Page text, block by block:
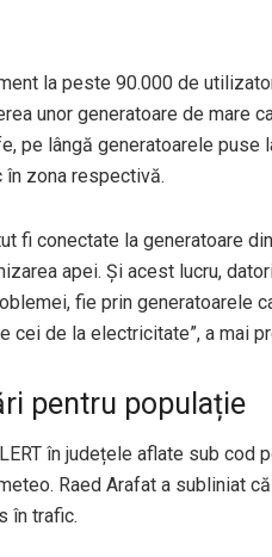
la peste 90.000 de
unor generatoare de mare
pe lângă generatoarele puse
zona respectivă.
fi conectate la generatoare
apei. Şi acest lucru,
fie prin generatoarele
de la electricitate”, a mai
pentru populație
în județele aflate sub cod
Raed Arafat a subliniat
în trafic.